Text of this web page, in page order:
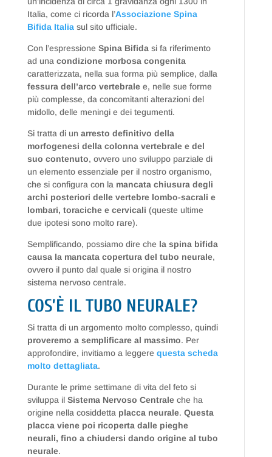
Italia, come ci ricorda l’Associazione Spina
Bifida Italiasul sito ufficiale.
Con l’espressione Spina Bifidasi fa riferimento
ad una condizione morbosa congenita
caratterizzata, nella sua forma più semplice, dalla
fessura dell’arco vertebralee, nelle sue forme
più complesse, da concomitanti alterazioni del
midollo, delle meningi e dei tegumenti.
Si tratta di un arresto definitivo della
morfogenesi della colonna vertebrale e del
suo contenuto, ovvero uno sviluppo parziale di
un elemento essenziale per il nostro organismo,
che si configura con la mancata chiusura degli
archi posteriori delle vertebre lombo-sacrali e
lombari, toraciche e cervicali (queste ultime
due ipotesi sono molto rare).
Semplificando, possiamo dire che la spina bifida
causa la mancata copertura del tubo neurale,
ovvero il punto dal quale si origina il nostro
sistema nervoso centrale.
COS’È IL TUBO NEURALE?
Si tratta di un argomento molto complesso, quindi
proveremo a semplificare al massimo. Per
approfondire, invitiamo a leggere questa scheda
molto dettagliata.
Durante le prime settimane di vita del feto si
sviluppa ilSistema Nervoso Centraleche ha
origine nella cosiddettaplacca neurale. Questa
placca viene poi ricoperta dalle pieghe
neurali, fino a chiudersi dando origine al tubo
neurale.